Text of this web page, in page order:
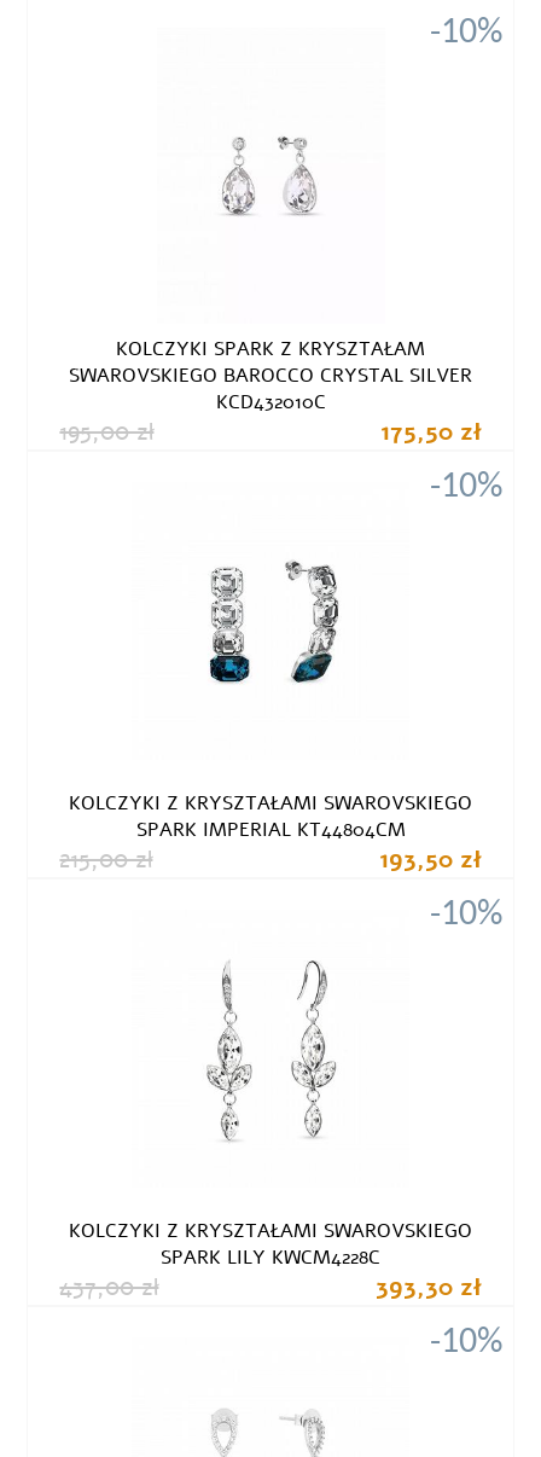
-10%
KOLCZYKI SPARK Z KRYSZTAŁAM
SWAROVSKIEGO BAROCCO CRYSTAL SILVER
KCD432010C
195,00 zł 175,50 zł
-10%
KOLCZYKI Z KRYSZTAŁAMI SWAROVSKIEGO
SPARK IMPERIAL KT44804CM
215,00 zł 193,50 zł
-10%
KOLCZYKI Z KRYSZTAŁAMI SWAROVSKIEGO
SPARK LILY KWCM4228C
437,00 zł 393,30 zł
-10%